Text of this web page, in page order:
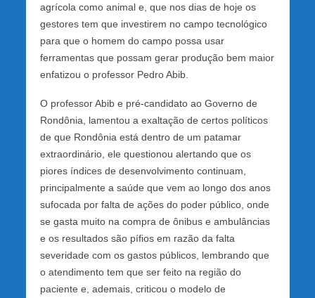
agrícola como animal e, que nos dias de hoje os
gestores tem que investirem no campo tecnológico
para que o homem do campo possa usar
ferramentas que possam gerar produção bem maior
enfatizou o professor Pedro Abib.
O professor Abib e pré-candidato ao Governo de
Rondônia, lamentou a exaltação de certos políticos
de que Rondônia está dentro de um patamar
extraordinário, ele questionou alertando que os
piores índices de desenvolvimento continuam,
principalmente a saúde que vem ao longo dos anos
sufocada por falta de ações do poder público, onde
se gasta muito na compra de ônibus e ambulâncias
e os resultados são pífios em razão da falta
severidade com os gastos públicos, lembrando que
o atendimento tem que ser feito na região do
paciente e, ademais, criticou o modelo de